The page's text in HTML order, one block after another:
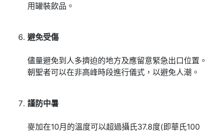
用罐裝飲品。
避免受傷
儘量避免到人多擠迫的地方及應留意緊急出口位置。
朝聖者可以在非高峰時段進行儀式，以避免人潮。
謹防中暑
麥加在10月的溫度可以超過攝氏37.8度(即華氏100